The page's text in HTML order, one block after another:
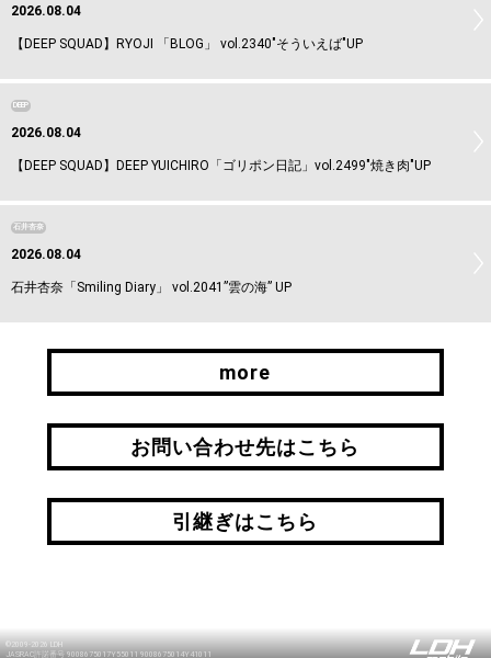
2026.08.04
【DEEP SQUAD】RYOJI 「BLOG」 vol.2340"そういえば"UP
DEEP
2026.08.04
【DEEP SQUAD】DEEP YUICHIRO「ゴリポン日記」vol.2499"焼き肉"UP
石井杏奈
2026.08.04
石井杏奈「Smiling Diary」 vol.2041”雲の海” UP
more
more
お問い合わせ先はこちら
お問い合わせ先はこちら
引継ぎはこちら
引継ぎはこちら
©2009-2026 LDH
JASRAC許諾番号 9008675017Y55011 9008675014Y41011